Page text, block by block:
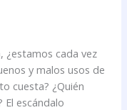
¿estamos cada vez
y malos usos de
cuesta? ¿Quién
El escándalo